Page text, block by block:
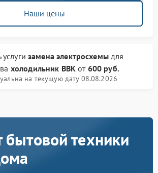
Наши цены
услугизамена электросхемыдля
холодильник BBK от 600 руб.
на текущую дату 08.08.2026
бытовой техники